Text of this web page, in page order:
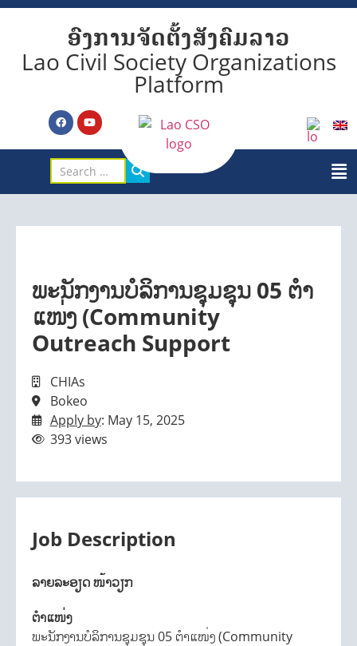
ອົງການຈັດຕັ້ງສັງຄົມລາວ
Lao Civil Society Organizations
Platform
ພະນັກງານບໍລິການຊຸມຊຸນ 05 ຕໍາ
ແໜ່ງ (Community
Outreach Support
CHIAs
Bokeo
Apply by: May 15, 2025
393 views
Job Description
ລາຍລະອຽດ ໜ້າວຽກ
ຕຳແໜ່ງ
ພະນັກງານບໍລິການຊຸມຊຸນ 05 ຕໍາແໜ່ງ (Community